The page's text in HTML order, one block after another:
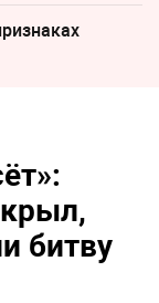
битву